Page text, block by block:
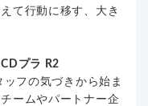
て行動に移す、大き
CDプラ R2
ッフの気づきから始ま
ームやパートナー企